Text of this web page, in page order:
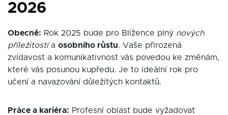
2026
Obecně: Rok 2025 bude pro Blížence plný nových
příležitostía osobního růstu. Vaše přirozená
zvídavost a komunikativnost vás povedou ke změnám,
které vás posunou kupředu. Je to ideální rok pro
učení a navazování důležitých kontaktů.
Práce a kariéra: Profesní oblast bude vyžadovat